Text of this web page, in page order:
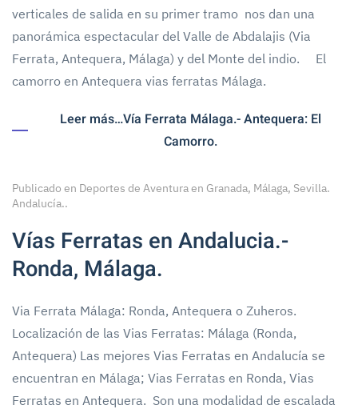
verticales de salida en su primer tramo nos dan una
panorámica espectacular del Valle de Abdalajis (Via
Ferrata, Antequera, Málaga) y del Monte del indio. El
camorro en Antequera vias ferratas Málaga.
Leer más…Vía Ferrata Málaga.- Antequera: El
Camorro.
Publicado en Deportes de Aventura en Granada, Málaga, Sevilla.
Andalucía..
Vías Ferratas en Andalucia.-
Ronda, Málaga.
Via Ferrata Málaga: Ronda, Antequera o Zuheros.
Localización de las Vias Ferratas: Málaga (Ronda,
Antequera) Las mejores Vias Ferratas en Andalucía se
encuentran en Málaga; Vias Ferratas en Ronda, Vias
Ferratas en Antequera. Son una modalidad de escalada